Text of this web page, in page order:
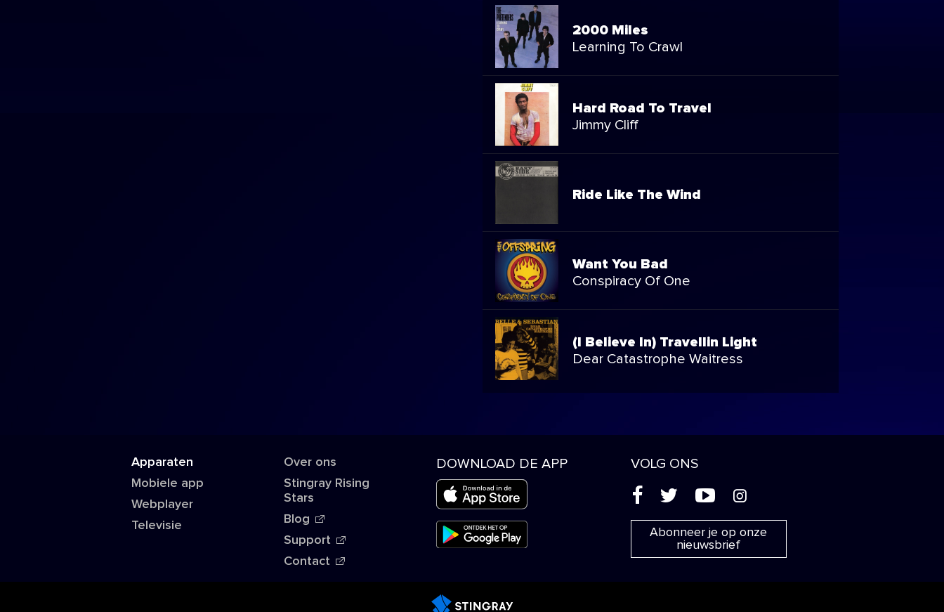
2000 Miles
Learning To Crawl
Hard Road To Travel
Jimmy Cliff
Ride Like The Wind
Want You Bad
Conspiracy Of One
(I Believe In) Travellin Light
Dear Catastrophe Waitress
Apparaten
Mobiele app
Webplayer
Televisie
Over ons
Stingray Rising
Stars
Blog
Support
Contact
DOWNLOAD DE APP VOLG ONS
( ' + &
Abonneer je op onze
nieuwsbrief